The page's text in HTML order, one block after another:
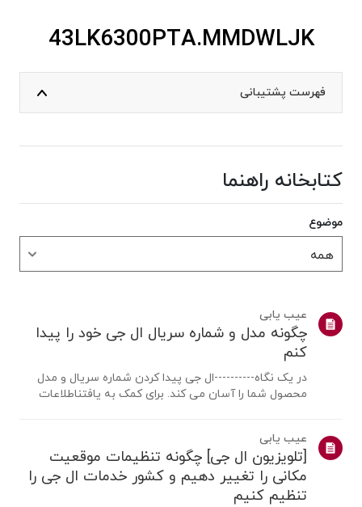
43LK6300PTA.MMDWLJK
فهرست پشتیبانی
کتابخانه راهنما
موضوع
عیب یابی
چگونه مدل و شماره سریال ال جی خود را پیدا
کنم
در یک نگاه----------ال جی پیدا کردن شماره سریال و مدل
محصول شما را آسان می کند. برای کمک به یافتناطلاعات
مدل ها ایجاد شده است، بنابرا...
عیب یابی
[تلویزیون ال جی] چگونه تنظیمات موقعیت
مکانی را تغییر دهیم و کشور خدمات ال جی را
تنظیم کنیم